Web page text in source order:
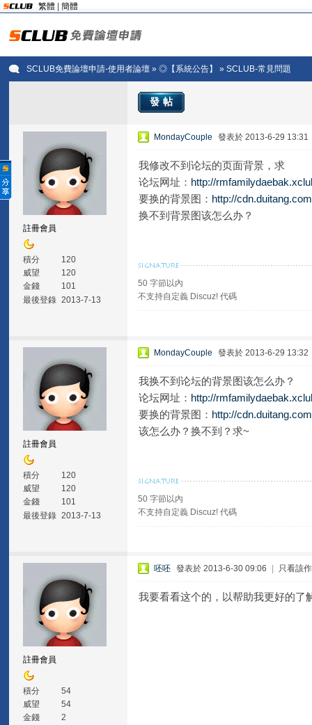
繁體 簡體
SCLUB免費論壇申請-使用者論壇 »◎【系統公告】 » SCLUB-常見問題
發帖
註冊會員
積分
120
威望
120
金錢
101
最後登錄 2013-7-13
MondayCouple 發表於 2013-6-29 13:31
我修改不到论坛的页面背景，求
论坛网址： http://
要换的背景图： http://
换不到背景图该怎么办？
50 字節以內
不支持自定義 Discuz! 代碼
註冊會員
積分
120
威望
120
金錢
101
最後登錄 2013-7-13
MondayCouple 發表於 2013-6-29 13:32
我换不到论坛的背景图该怎么办？
论坛网址： http://
要换的背景图： http://
该怎么办？换不到？求~
50 字節以內
不支持自定義 Discuz! 代碼
註冊會員
積分
54
威望
54
金錢
2
呸呸 發表於 2013-6-30 09:06 只看該
我要看看这个的，以帮助我更好的了